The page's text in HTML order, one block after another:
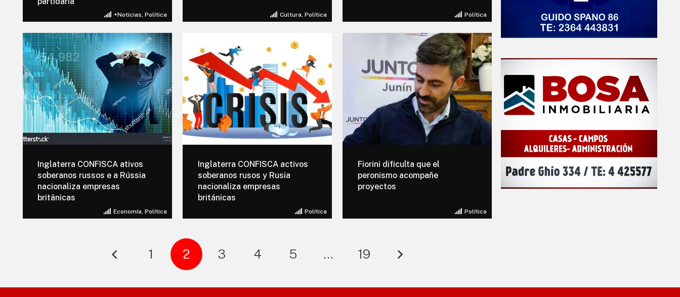
+Noticias, Política Cultura, Política Política
Economía Política
Inglaterra CONFISCA ativos
soberanos russos e a Rússia
nacionaliza empresas
britânicas
Política
Inglaterra CONFISCA activos
soberanos rusos y Rusia
nacionaliza empresas
británicas
Política
Fiorini dificulta que el
peronismo acompañe
proyectos
1 2 3 4 5 … 19